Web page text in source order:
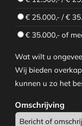
€ 25.000,- / €
€ 35.000,- of
Wat wilt u
Wij bieden
kunnen u zo het
Omschrijving